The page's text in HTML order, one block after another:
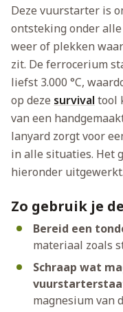
Deze vuurstarter is
ontsteking onder
weer of plekken
zit. De ferrocerium
liefst 3.000 °C,
op deze survival tool
van een
lanyard zorgt voor
in alle situaties. Het
hieronder uitgewerkt.
Zo gebruik je
Bereid een
materiaal zoals
Schraap wat
magnesium van